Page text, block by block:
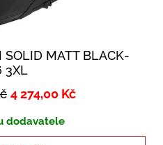
SOLID MATT BLACK-
3XL
4 274,00 Kč
dodavatele